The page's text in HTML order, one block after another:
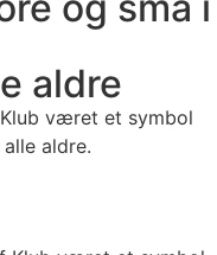
aldre
været et symbol
aldre.